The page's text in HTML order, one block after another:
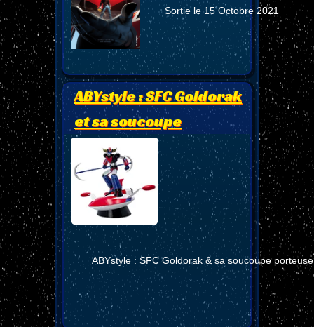
Sortie le 15 Octobre 2021
ABYstyle : SFC Goldorak
et sa soucoupe
ABYstyle : SFC Goldorak & sa soucoupe porteuse